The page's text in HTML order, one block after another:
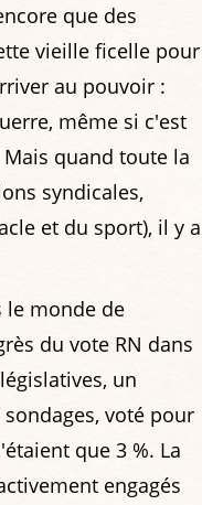
que des
vieille ficelle pour
au pouvoir :
même si c'est
quand toute la
syndicales,
et du sport), il y a
le monde de
du vote RN dans
un
voté pour
que 3 %. La
engagés